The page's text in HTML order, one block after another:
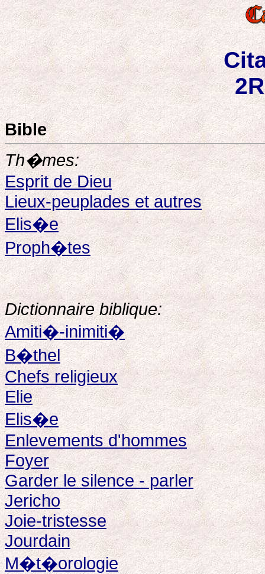
Bible
Th�mes:
Esprit de Dieu
Lieux-peuplades et autres
Elis�e
Proph�tes
Dictionnaire biblique:
Amiti�-inimiti�
B�thel
Chefs religieux
Elie
Elis�e
Enlevements d'hommes
Foyer
Garder le silence - parler
Jericho
Joie-tristesse
Jourdain
M�t�orologie